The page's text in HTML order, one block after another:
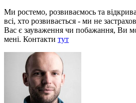
Ми ростемо, розвиваємось та
всі, хто розвивається - ми не
Вас є зауваження чи побажання, Ви
мені. Контакти тут